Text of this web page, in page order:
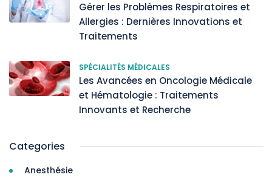
Gérer les Problèmes Respiratoires et
Allergies : Dernières Innovations et
Traitements
SPÉCIALITÉS MÉDICALES
Les Avancées en Oncologie Médicale
et Hématologie : Traitements
Innovants et Recherche
Categories
Anesthésie